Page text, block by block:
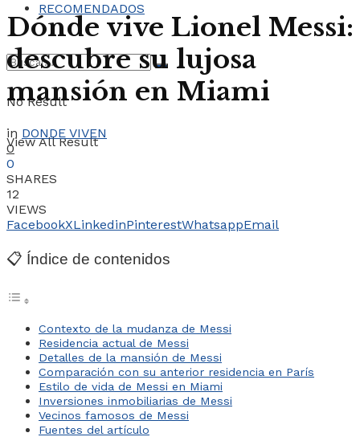
RECOMENDADOS
No Result
View All Result
Dónde vive Lionel Messi:
descubre su lujosa
mansión en Miami
in DONDE VIVEN
0
0
SHARES
12
VIEWS
FacebookXLinkedinPinterestWhatsappEmail
📋 Índice de contenidos
Contexto de la mudanza de Messi
Residencia actual de Messi
Detalles de la mansión de Messi
Comparación con su anterior residencia en París
Estilo de vida de Messi en Miami
Inversiones inmobiliarias de Messi
Vecinos famosos de Messi
Fuentes del artículo